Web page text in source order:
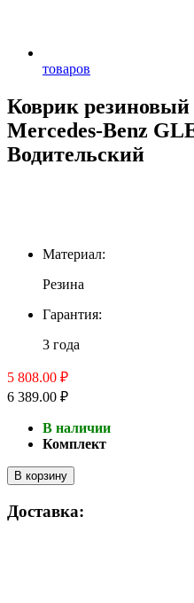
товаров
Коврик
Mercedes-Benz
Водительский
Материал:
Резина
Гарантия:
3 года
5 808.00 ₽
6 389.00 ₽
В наличии
Комплект
В корзину
Доставка: